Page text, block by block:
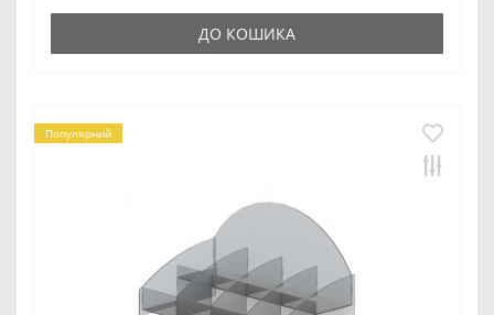
ДО КОШИКА
Популярний